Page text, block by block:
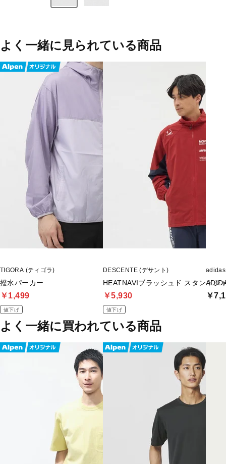
よく一緒に見られている商品
TIGORA (ティゴラ)
撥水パーカー
￥1,499
値下げ
DESCENTE (デサント)
HEATNAVIブラッシュド スタンドジ
￥5,930
値下げ
￥
よく一緒に買われている商品